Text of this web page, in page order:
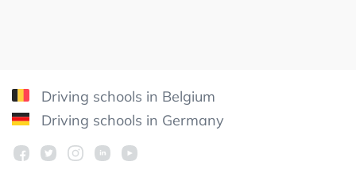
Driving schools in Belgium
Driving schools in Germany